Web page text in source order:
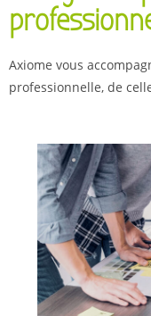
Axiome vous
professionnelle, de